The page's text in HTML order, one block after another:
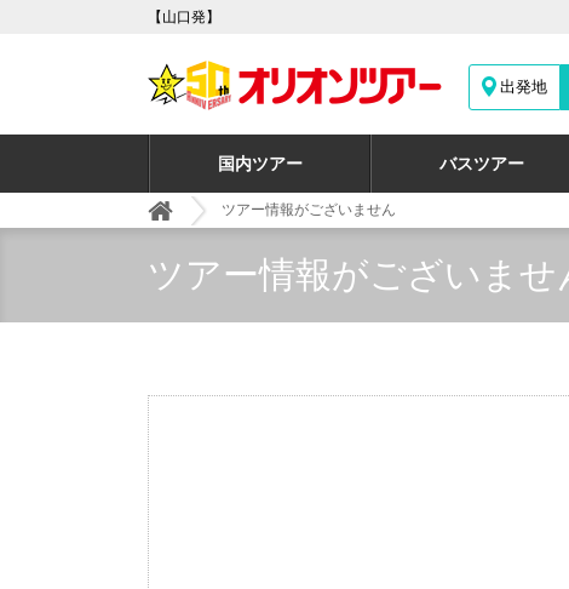
【山口発】
出発地
国内ツアー バスツアー
ツアー情報がございません
ツアー情報がございませ